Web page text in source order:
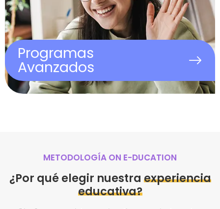
UVirtual 100% online
Programas
Avanzados
METODOLOGÍA ON E-DUCATION
¿Por qué elegir nuestra experiencia
educativa?